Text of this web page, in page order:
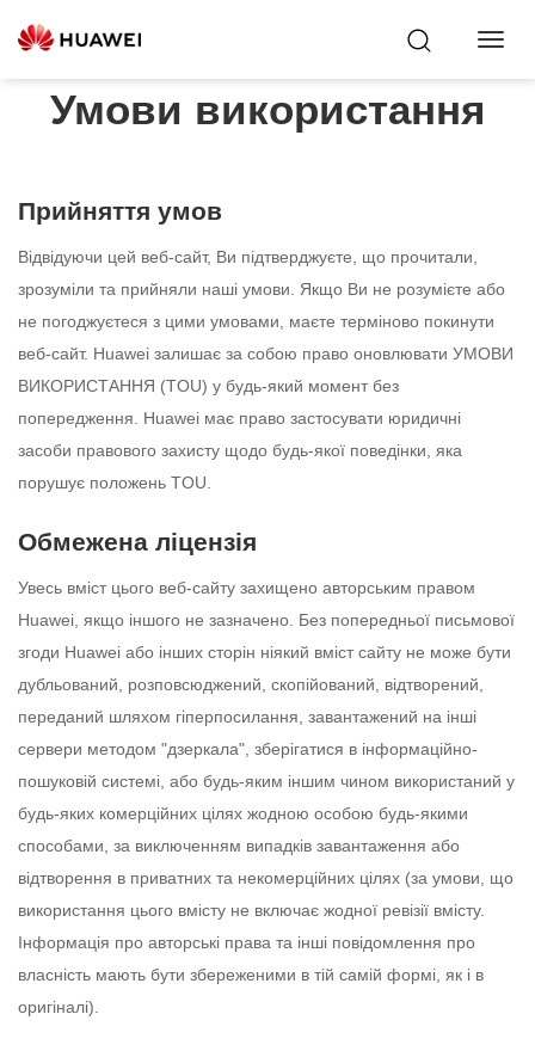
Умови використання
Прийняття умов
Відвідуючи цей веб-сайт, Ви підтверджуєте, що прочитали,
зрозуміли та прийняли наші умови. Якщо Ви не розумієте або
не погоджуєтеся з цими умовами, маєте терміново покинути
веб-сайт. Huawei залишає за собою право оновлювати УМОВИ
ВИКОРИСТАННЯ (TOU) у будь-який момент без
попередження. Huawei має право застосувати юридичні
засоби правового захисту щодо будь-якої поведінки, яка
порушує положень TOU.
Обмежена ліцензія
Увесь вміст цього веб-сайту захищено авторським правом
Huawei, якщо іншого не зазначено. Без попередньої письмової
згоди Huawei або інших сторін ніякий вміст сайту не може бути
дубльований, розповсюджений, скопійований, відтворений,
переданий шляхом гіперпосилання, завантажений на інші
сервери методом "дзеркала", зберігатися в інформаційно-
пошуковій системі, або будь-яким іншим чином використаний у
будь-яких комерційних цілях жодною особою будь-якими
способами, за виключенням випадків завантаження або
відтворення в приватних та некомерційних цілях (за умови, що
використання цього вмісту не включає жодної ревізії вмісту.
Інформація про авторські права та інші повідомлення про
власність мають бути збереженими в тій самій формі, як і в
оригіналі).